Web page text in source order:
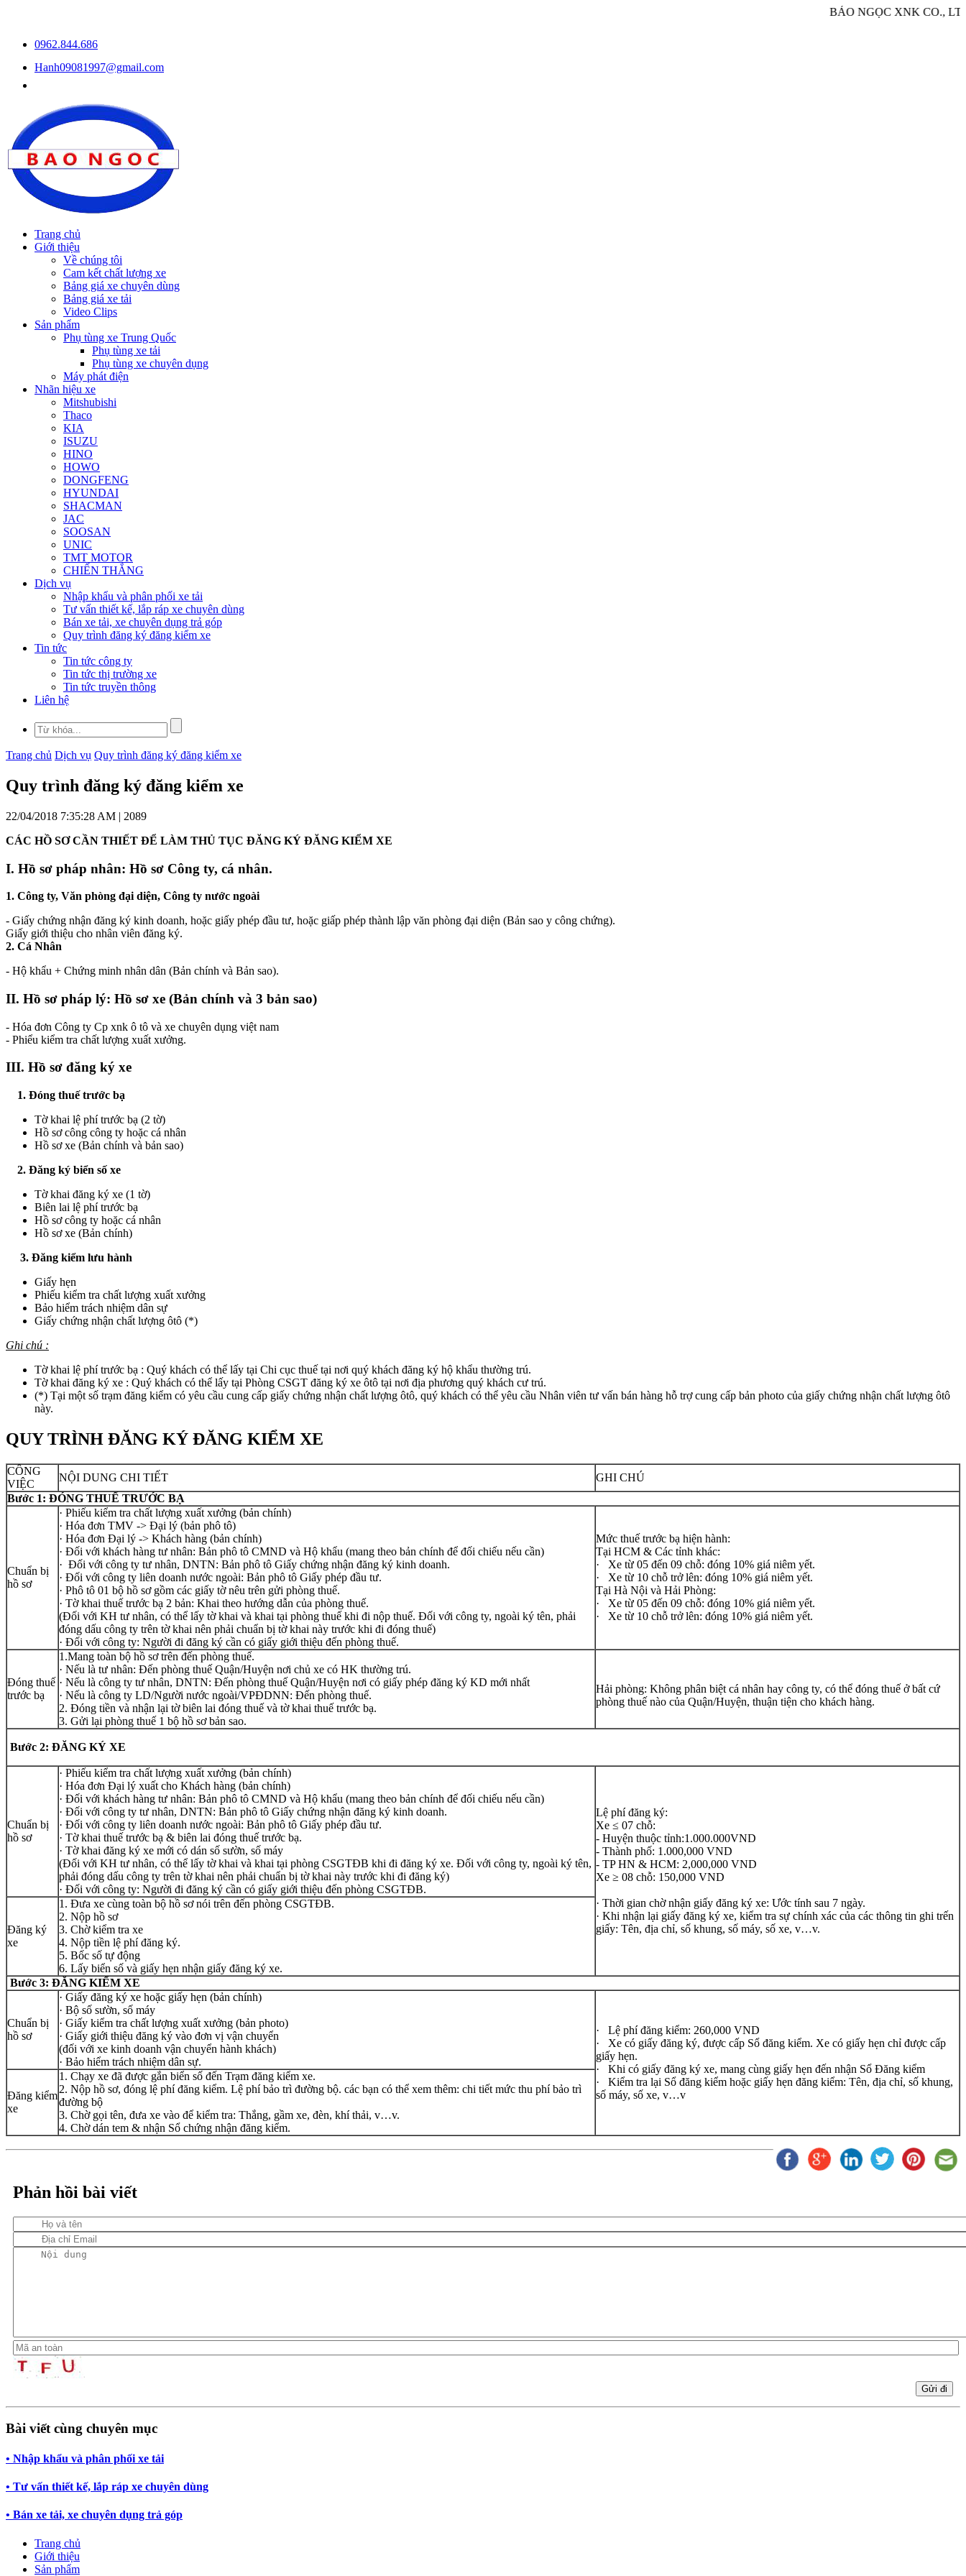
BẢO NGỌC XNK CO., LTD -
0962.844.686
Hanh09081997@gmail.com
Trang chủ
Giới thiệu
Về chúng tôi
Cam kết chất lượng xe
Bảng giá xe chuyên dùng
Bảng giá xe tải
Video Clips
Sản phẩm
Phụ tùng xe Trung Quốc
Phụ tùng xe tải
Phụ tùng xe chuyên dụng
Máy phát điện
Nhãn hiệu xe
Mitshubishi
Thaco
KIA
ISUZU
HINO
HOWO
DONGFENG
HYUNDAI
SHACMAN
JAC
SOOSAN
UNIC
TMT MOTOR
CHIẾN THẮNG
Dịch vụ
Nhập khẩu và phân phối xe tải
Tư vấn thiết kế, lắp ráp xe chuyên dùng
Bán xe tải, xe chuyên dụng trả góp
Quy trình đăng ký đăng kiểm xe
Tin tức
Tin tức công ty
Tin tức thị trường xe
Tin tức truyền thông
Liên hệ
Trang chủ Dịch vụ Quy trình đăng ký đăng kiểm xe
Quy trình đăng ký đăng kiểm xe
22/04/2018 7:35:28 AM | 2089
CÁC HỒ SƠ CẦN THIẾT ĐỂ LÀM THỦ TỤC ĐĂNG KÝ ĐĂNG KIỂM XE
I. Hồ sơ pháp nhân: Hồ sơ Công ty, cá nhân.
1. Công ty, Văn phòng đại diện, Công ty nước ngoài
- Giấy chứng nhận đăng ký kinh doanh, hoặc giấy phép đầu tư, hoặc giấp phép thành lập văn phòng đại diện (Bản sao y công chứng).
Giấy giới thiệu cho nhân viên đăng ký.
2. Cá Nhân
- Hộ khẩu + Chứng minh nhân dân (Bản chính và Bản sao).
II. Hồ sơ pháp lý: Hồ sơ xe (Bản chính và 3 bản sao)
- Hóa đơn Công ty Cp xnk ô tô và xe chuyên dụng việt nam
- Phiểu kiểm tra chất lượng xuất xưởng.
III. Hồ sơ đăng ký xe
1. Đóng thuế trước bạ
Tờ khai lệ phí trước bạ (2 tờ)
Hồ sơ công công ty hoặc cá nhân
Hồ sơ xe (Bản chính và bản sao)
2. Đăng ký biển số xe
Tờ khai đăng ký xe (1 tờ)
Biên lai lệ phí trước bạ
Hồ sơ công ty hoặc cá nhân
Hồ sơ xe (Bản chính)
3. Đăng kiểm lưu hành
Giấy hẹn
Phiếu kiểm tra chất lượng xuất xưởng
Bảo hiểm trách nhiệm dân sự
Giấy chứng nhận chất lượng ôtô (*)
Ghi chú :
Tờ khai lệ phí trước bạ : Quý khách có thể lấy tại Chi cục thuế tại nơi quý khách đăng ký hộ khẩu thường trú.
Tờ khai đăng ký xe : Quý khách có thể lấy tại Phòng CSGT đăng ký xe ôtô tại nơi địa phương quý khách cư trú.
(*) Tại một số trạm đăng kiểm có yêu cầu cung cấp giấy chứng nhận chất lượng ôtô, quý khách có thể yêu cầu Nhân viên tư vấn bán hàng hỗ trợ cung cấp bản photo của giấy chứng nhận chất lượng ôtô
này.
QUY TRÌNH ĐĂNG KÝ ĐĂNG KIỂM XE
CÔNG
VIỆC
NỘI DUNG CHI TIẾT
GHI CHÚ
Bước 1: ĐÓNG THUẾ TRƯỚC BẠ
Chuẩn bị
hồ sơ
· Phiếu kiểm tra chất lượng xuất xưởng (bản chính)
· Hóa đơn TMV -> Đại lý (bản phô tô)
· Hóa đơn Đại lý -> Khách hàng (bản chính)
· Đối với khách hàng tư nhân: Bản phô tô CMND và Hộ khẩu (mang theo bản chính để đối chiếu nếu cần)
· Đối với công ty tư nhân, DNTN: Bản phô tô Giấy chứng nhận đăng ký kinh doanh.
· Đối với công ty liên doanh nước ngoài: Bản phô tô Giấy phép đầu tư.
· Phô tô 01 bộ hồ sơ gồm các giấy tờ nêu trên gửi phòng thuế.
· Tờ khai thuế trước bạ 2 bản: Khai theo hướng dẫn của phòng thuế.
(Đối với KH tư nhân, có thể lấy tờ khai và khai tại phòng thuế khi đi nộp thuế. Đối với công ty, ngoài ký tên, phải
đóng dấu công ty trên tờ khai nên phải chuẩn bị tờ khai này trước khi đi đóng thuế)
· Đối với công ty: Người đi đăng ký cần có giấy giới thiệu đến phòng thuế.
Mức thuế trước bạ hiện hành:
Tại HCM & Các tỉnh khác:
· Xe từ 05 đến 09 chỗ: đóng 10% giá niêm yết.
· Xe từ 10 chỗ trở lên: đóng 10% giá niêm yết.
Tại Hà Nội và Hải Phòng:
· Xe từ 05 đến 09 chỗ: đóng 10% giá niêm yết.
· Xe từ 10 chỗ trở lên: đóng 10% giá niêm yết.
Đóng thuế
trước bạ
1.Mang toàn bộ hồ sơ trên đến phòng thuế.
· Nếu là tư nhân: Đến phòng thuế Quận/Huyện nơi chủ xe có HK thường trú.
· Nếu là công ty tư nhân, DNTN: Đến phòng thuế Quận/Huyện nơi có giấy phép đăng ký KD mới nhất
· Nếu là công ty LD/Người nước ngoài/VPĐDNN: Đến phòng thuế.
2. Đóng tiền và nhận lại tờ biên lai đóng thuế và tờ khai thuế trước bạ.
3. Gửi lại phòng thuế 1 bộ hồ sơ bản sao.
Hải phòng: Không phân biệt cá nhân hay công ty, có thể đóng thuế ở bất cứ
phòng thuế nào của Quận/Huyện, thuận tiện cho khách hàng.
Bước 2: ĐĂNG KÝ XE
Chuẩn bị
hồ sơ
· Phiếu kiểm tra chất lượng xuất xưởng (bản chính)
· Hóa đơn Đại lý xuất cho Khách hàng (bản chính)
· Đối với khách hàng tư nhân: Bản phô tô CMND và Hộ khẩu (mang theo bản chính để đối chiếu nếu cần)
· Đối với công ty tư nhân, DNTN: Bản phô tô Giấy chứng nhận đăng ký kinh doanh.
· Đối với công ty liên doanh nước ngoài: Bản phô tô Giấy phép đầu tư.
· Tờ khai thuế trước bạ & biên lai đóng thuế trước bạ.
· Tờ khai đăng ký xe mới có dán số sườn, số máy
(Đối với KH tư nhân, có thể lấy tờ khai và khai tại phòng CSGTĐB khi đi đăng ký xe. Đối với công ty, ngoài ký tên,
phải đóng dấu công ty trên tờ khai nên phải chuẩn bị tờ khai này trước khi đi đăng ký)
· Đối với công ty: Người đi đăng ký cần có giấy giới thiệu đến phòng CSGTĐB.
Lệ phí đăng ký:
Xe ≤ 07 chỗ:
- Huyện thuộc tỉnh:1.000.000VND
- Thành phố: 1.000,000 VND
- TP HN & HCM: 2,000,000 VND
Xe ≥ 08 chỗ: 150,000 VND
· Thời gian chờ nhận giấy đăng ký xe: Ước tính sau 7 ngày.
· Khi nhận lại giấy đăng ký xe, kiểm tra sự chính xác của các thông tin ghi trến
giấy: Tên, địa chỉ, số khung, số máy, số xe, v…v.
Đăng ký
xe
1. Đưa xe cùng toàn bộ hồ sơ nói trên đến phòng CSGTĐB.
2. Nộp hồ sơ
3. Chờ kiểm tra xe
4. Nộp tiền lệ phí đăng ký.
5. Bốc số tự động
6. Lấy biển số và giấy hẹn nhận giấy đăng ký xe.
Bước 3: ĐĂNG KIỂM XE
Chuẩn bị
hồ sơ
· Giấy đăng ký xe hoặc giấy hẹn (bản chính)
· Bộ số sườn, số máy
· Giấy kiểm tra chất lượng xuất xưởng (bản photo)
· Giấy giới thiệu đăng ký vào đơn vị vận chuyển
(đối với xe kinh doanh vận chuyển hành khách)
· Bảo hiểm trách nhiệm dân sự.
· Lệ phí đăng kiểm: 260,000 VND
· Xe có giấy đăng ký, được cấp Sổ đăng kiểm. Xe có giấy hẹn chỉ được cấp
giấy hẹn.
· Khi có giấy đăng ký xe, mang cùng giấy hẹn đến nhận Sổ Đăng kiểm
· Kiểm tra lại Sổ đăng kiểm hoặc giấy hẹn đăng kiểm: Tên, địa chỉ, số khung,
số máy, số xe, v…v
Đăng kiểm
xe
1. Chạy xe đã được gắn biển số đến Trạm đăng kiểm xe.
2. Nộp hồ sơ, đóng lệ phí đăng kiểm. Lệ phí bảo trì đường bộ. các bạn có thể xem thêm: chi tiết mức thu phí bảo trì
đường bộ
3. Chờ gọi tên, đưa xe vào để kiểm tra: Thắng, gầm xe, đèn, khí thải, v…v.
4. Chờ dán tem & nhận Sổ chứng nhận đăng kiểm.
Phản hồi bài viết
Bài viết cùng chuyên mục
• Nhập khẩu và phân phối xe tải
• Tư vấn thiết kế, lắp ráp xe chuyên dùng
• Bán xe tải, xe chuyên dụng trả góp
Trang chủ
Giới thiệu
Sản phẩm